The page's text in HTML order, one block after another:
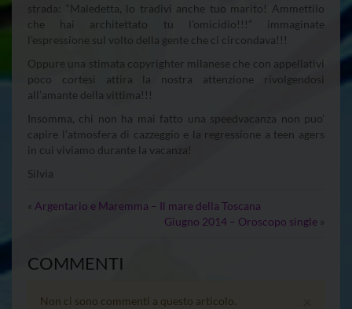
strada: “Maledetta, lo tradivi anche tuo marito! Ammettilo
che hai architettato tu l’omicidio!!!” immaginate
l’espressione sul volto della gente che ci circondava!!!
Oppure una stimata copyrighter milanese che con appellativi
poco cortesi attira la nostra attenzione rivolgendosi
all’amante della vittima!!!
Insomma, chi non ha mai fatto una speedvacanza non puo’
capire l’atmosfera di cazzeggio e la regressione a teen agers
in cui viviamo durante la vacanza!
Silvia
« Argentario e Maremma – Il mare della Toscana
Giugno 2014 – Oroscopo single »
COMMENTI
Non ci sono commenti a questo articolo.